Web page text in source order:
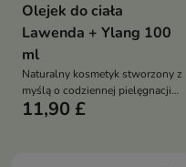
Olejek do ciała
Lawenda + Ylang 100
ml
Naturalny kosmetyk stworzony z
myślą o codziennej pielęgnacji
skóry potrzebującej nawilżenia,
11,90 £